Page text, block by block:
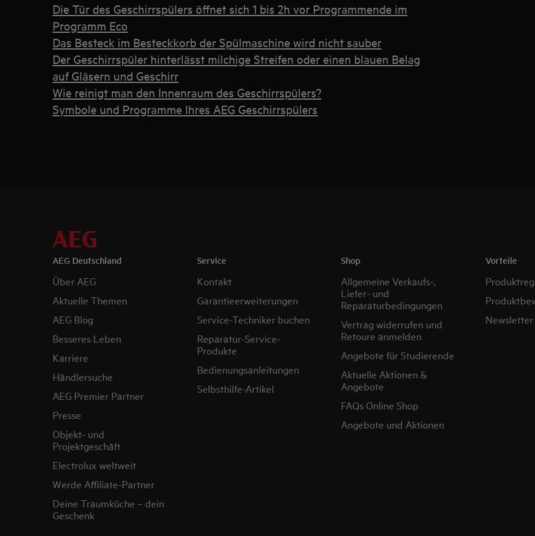
Die Tür des Geschirrspülers öffnet sich 1 bis 2h vor Programmende im
Programm Eco
Das Besteck im Besteckkorb der Spülmaschine wird nicht sauber
Der Geschirrspüler hinterlässt milchige Streifen oder einen blauen Belag
auf Gläsern und Geschirr
Wie reinigt man den Innenraum des Geschirrspülers?
Symbole und Programme Ihres AEG Geschirrspülers
AEG Deutschland
Über AEG
Aktuelle Themen
AEG Blog
Besseres Leben
Karriere
Händlersuche
AEG Premier Partner
Presse
Objekt- und
Projektgeschäft
Electrolux weltweit
Werde Affiliate-Partner
Deine Traumküche – dein
Geschenk
Service
Kontakt
Garantieerweiterungen
Service-Techniker buchen
Reparatur-Service-
Produkte
Bedienungsanleitungen
Selbsthilfe-Artikel
Shop
Allgemeine Verkaufs-,
Liefer- und
Reparaturbedingungen
Vertrag widerrufen und
Retoure anmelden
Angebote für Studierende
Aktuelle Aktionen &
Angebote
FAQs Online Shop
Angebote und Aktionen
Vorteile
Newsletter